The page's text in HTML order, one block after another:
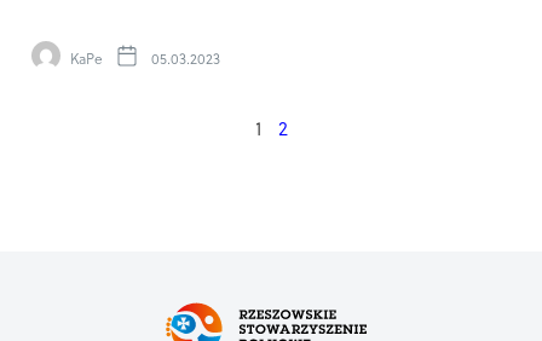
KaPe 05.03.2023
1 2